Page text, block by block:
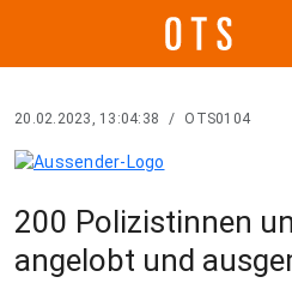
20.02.2023, 13:04:38 / OTS0104
200 Polizistinnen
angelobt und